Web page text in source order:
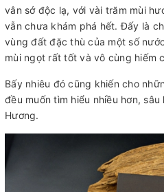
vân sớ độc lạ, với vài trăm mùi
vẫn chưa khám phá hết. Đấy là
vùng đất đặc thù của một số
mùi ngọt rất tốt và vô cùng hiếm
Bấy nhiêu đó cũng khiến cho
đều muốn tìm hiểu nhiều hơn, sâu
Hương.